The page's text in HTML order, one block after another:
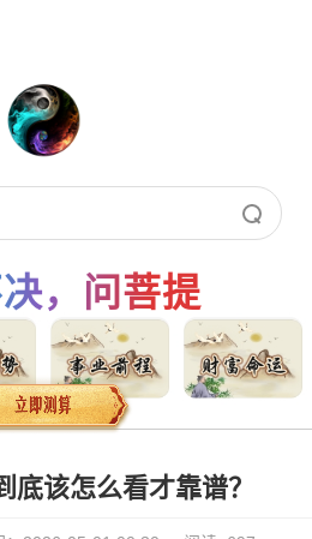
，问菩提
底该怎么看才靠谱？